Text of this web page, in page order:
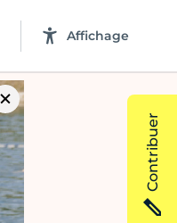
Affichage
Contribuer